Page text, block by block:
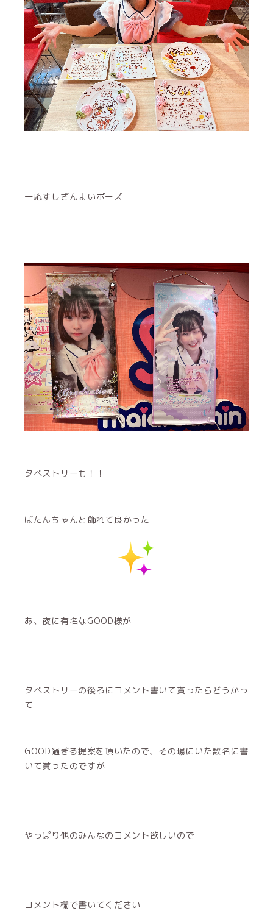
一応すしざんまいポーズ
タペストリーも！！
ぼたんちゃんと飾れて良かった
あ、夜に有名なGOOD様が
タペストリーの後ろにコメント書いて貰ったらどうかっ
て
GOOD過ぎる提案を頂いたので、その場にいた数名に書
いて貰ったのですが
やっぱり他のみんなのコメント欲しいので
コメント欄で書いてください